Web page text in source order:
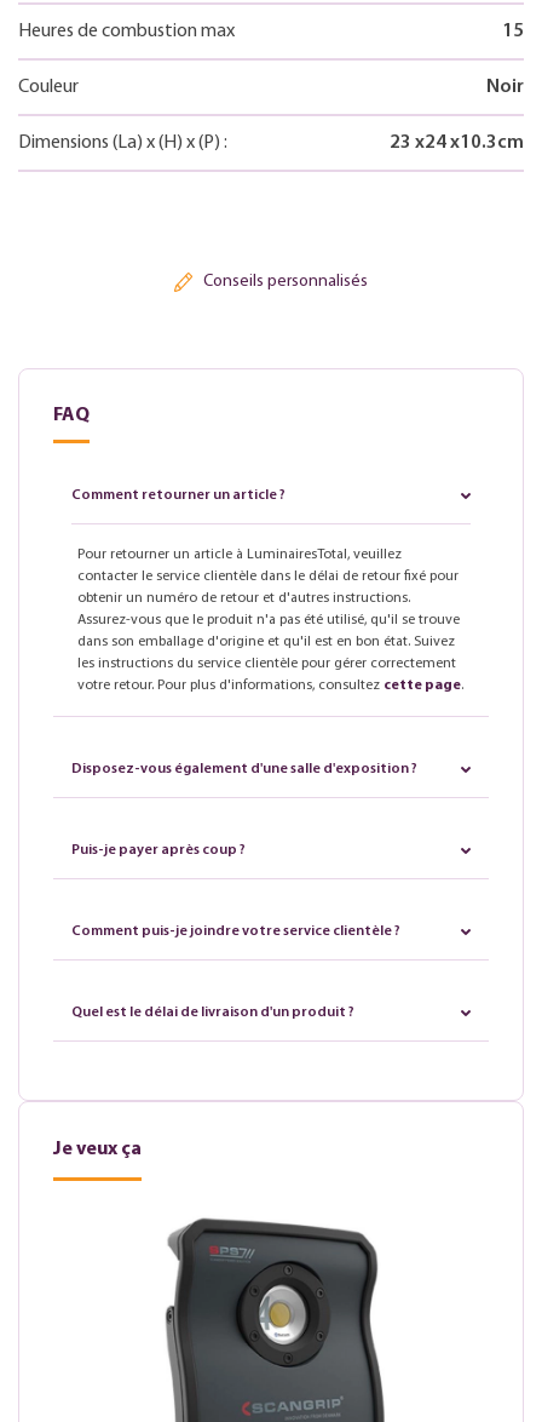
Heures de combustion max 15
Couleur Noir
Dimensions (La) x(H) x(P) : 23 x24x10.3cm
Conseils personnalisés
FAQ
Comment retourner un article ?
Pour retourner un article à LuminairesTotal, veuillez
contacter le service clientèle dans le délai de retour fixé pour
obtenir un numéro de retour et d'autres instructions.
Assurez-vous que le produit n'a pas été utilisé, qu'il se trouve
dans son emballage d'origine et qu'il est en bon état. Suivez
les instructions du service clientèle pour gérer correctement
votre retour. Pour plus d'informations, consultez cette page.
Disposez-vous également d'une salle d'exposition ?
Puis-je payer après coup ?
Comment puis-je joindre votre service clientèle ?
Quel est le délai de livraison d'un produit ?
Je veux ça